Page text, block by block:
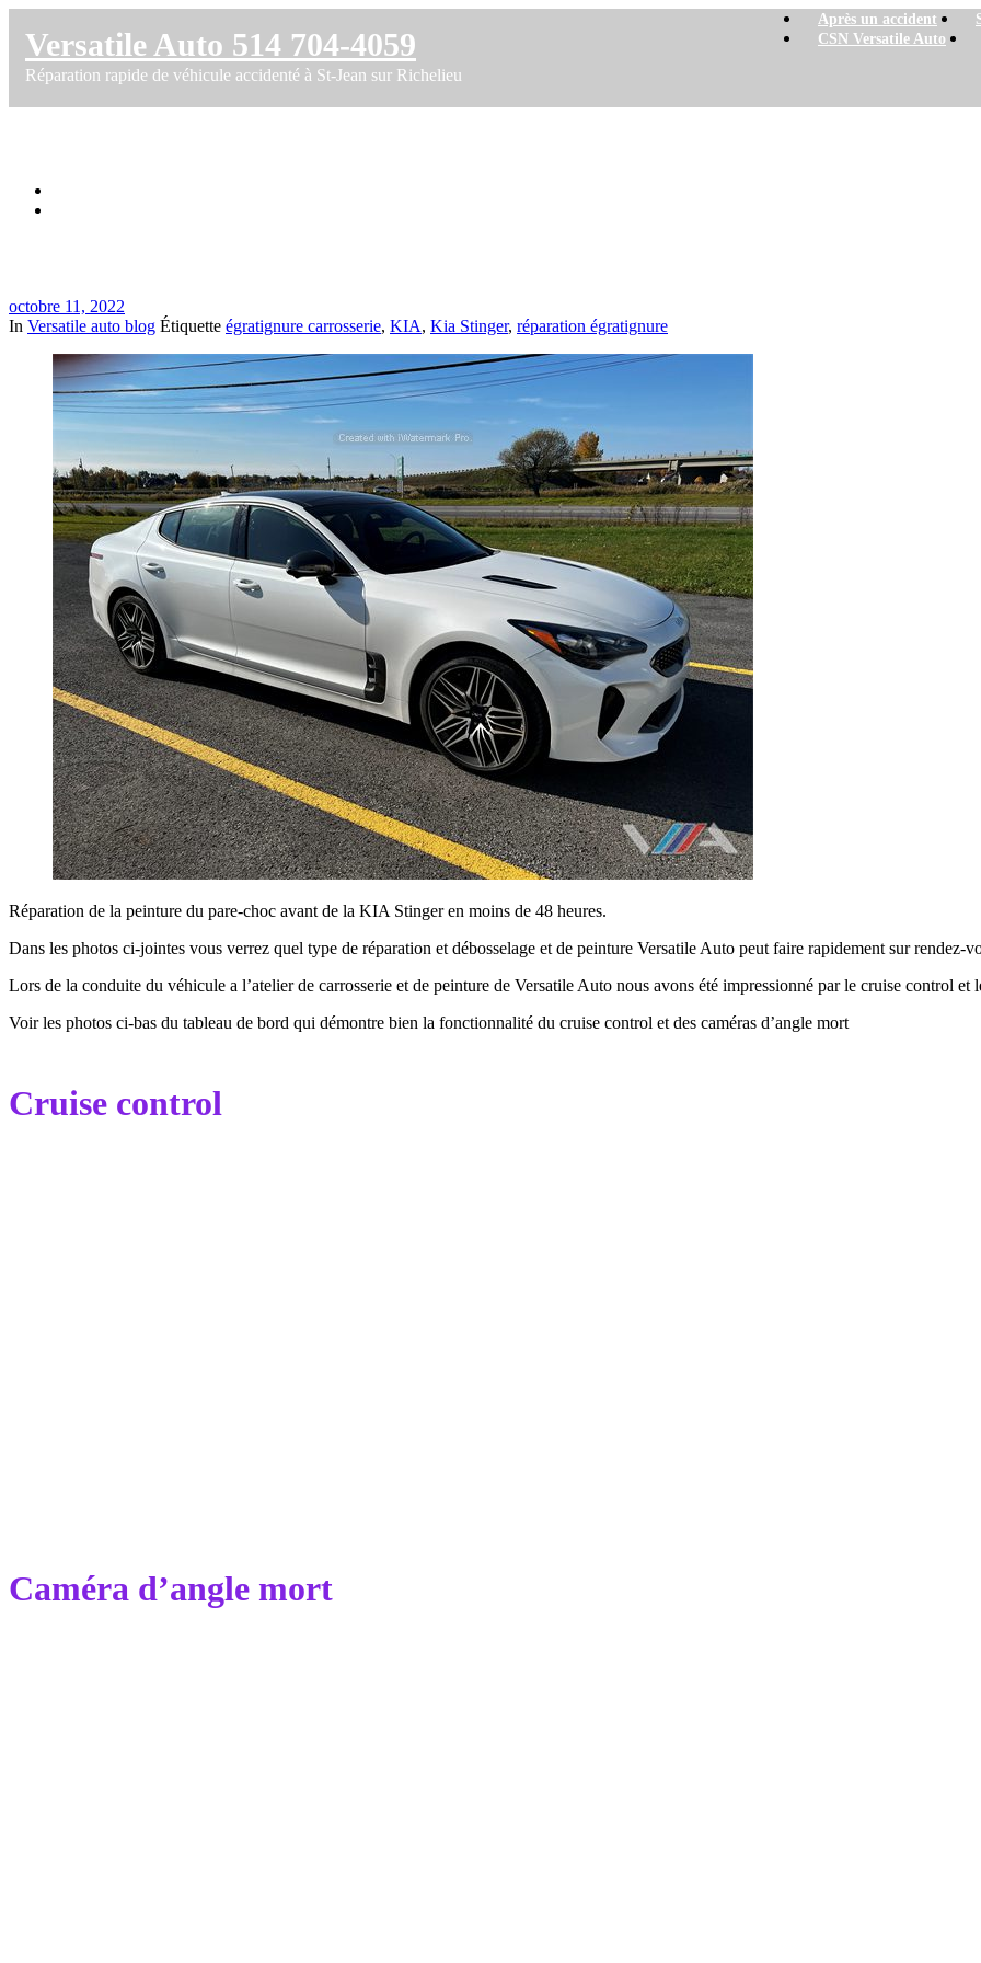
Versatile Auto 514 704-4059
Réparation rapide de véhicule accidenté à St-Jean sur Richelieu
Après un accident
CSN Versatile Auto
octobre 11, 2022
In Versatile auto blog Étiquette égratignure carrosserie, KIA, Kia Stinger, réparation égratignure
Réparation de la peinture du pare-choc avant de la KIA Stinger en moins de 48 heures.
Dans les photos ci-jointes vous verrez quel type de réparation et débosselage et de peinture Versatile Auto peut faire rapidement sur rendez-
Lors de la conduite du véhicule a l’atelier de carrosserie et de peinture de Versatile Auto nous avons été impressionné par le cruise control et
Voir les photos ci-bas du tableau de bord qui démontre bien la fonctionnalité du cruise control et des caméras d’angle mort
Cruise control
Caméra d’angle mort